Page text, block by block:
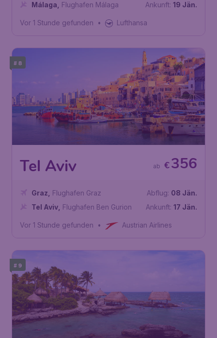
Málaga
Flughafen Málaga
Ankunft: 19 Jän.
Vor 1 Stunde gefunden • Lufthansa
# 8
Tel Aviv €356
ab
Graz
Flughafen Graz
Tel Aviv Flughafen Ben Gurion
Abflug: 08 Jän.
Ankunft: 17 Jän.
Vor 1 Stunde gefunden • Austrian Airlines
# 9